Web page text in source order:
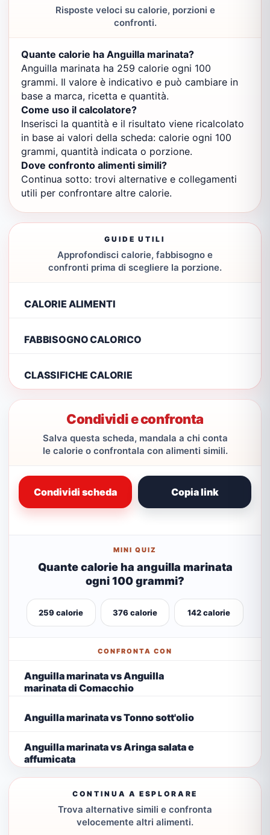
Risposte veloci su calorie, porzioni e
confronti.
Quante calorie ha Anguilla marinata?
Anguilla marinata ha 259 calorie ogni 100
grammi. Il valore è indicativo e può cambiare in
base a marca, ricetta e quantità.
Come uso il calcolatore?
Inserisci la quantità e il risultato viene ricalcolato
in base ai valori della scheda: calorie ogni 100
grammi, quantità indicata o porzione.
Dove confronto alimenti simili?
Continua sotto: trovi alternative e collegamenti
utili per confrontare altre calorie.
GUIDE UTILI
Approfondisci calorie, fabbisogno e
confronti prima di scegliere la porzione.
CALORIE ALIMENTI
FABBISOGNO CALORICO
CLASSIFICHE CALORIE
Condividi e confronta
Salva questa scheda, mandala a chi conta
le calorie o confrontala con alimenti simili.
Condividi scheda Copia link
MINI QUIZ
Quante calorie ha anguilla marinata
ogni 100 grammi?
259 calorie 376 calorie 142 calorie
CONFRONTA CON
Anguilla marinata vs Anguilla
marinata di Comacchio
Anguilla marinata vs Tonno sott'olio
Anguilla marinata vs Aringa salata e
affumicata
CONTINUA A ESPLORARE
Trova alternative simili e confronta
velocemente altri alimenti.